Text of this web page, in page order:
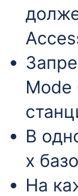
Mode
В
х
На